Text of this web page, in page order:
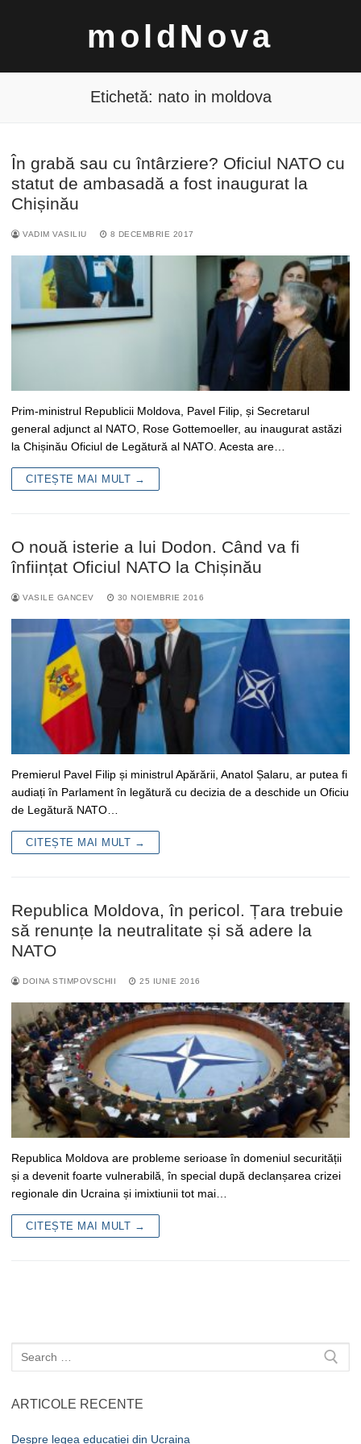
moldNova
Caută
după:
Etichetă: nato in moldova
În grabă sau cu întârziere? Oficiul NATO cu
statut de ambasadă a fost inaugurat la
Chișinău
VADIM VASILIU 8 DECEMBRIE 2017
Prim-ministrul Republicii Moldova, Pavel Filip, și Secretarul
general adjunct al NATO, Rose Gottemoeller, au inaugurat astăzi
la Chișinău Oficiul de Legătură al NATO. Acesta are…
CITEȘTE MAI MULT →
O nouă isterie a lui Dodon. Când va fi
înființat Oficiul NATO la Chișinău
VASILE GANCEV 30 NOIEMBRIE 2016
Premierul Pavel Filip și ministrul Apărării, Anatol Șalaru, ar putea fi
audiați în Parlament în legătură cu decizia de a deschide un Oficiu
de Legătură NATO…
CITEȘTE MAI MULT →
Republica Moldova, în pericol. Țara trebuie
să renunțe la neutralitate și să adere la
NATO
DOINA STIMPOVSCHII 25 IUNIE 2016
Republica Moldova are probleme serioase în domeniul securității
și a devenit foarte vulnerabilă, în special după declanșarea crizei
regionale din Ucraina și imixtiunii tot mai…
CITEȘTE MAI MULT →
Caută
după:
ARTICOLE RECENTE
Despre legea educației din Ucraina